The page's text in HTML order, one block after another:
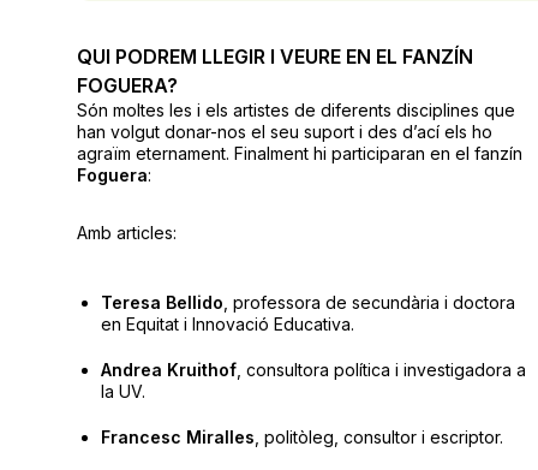
QUI PODREM LLEGIR I VEURE EN EL FANZÍN
FOGUERA?
Són moltes les i els artistes de diferents disciplines que
han volgut donar-nos el seu suport i des d’ací els ho
agraïm eternament. Finalment hi participaran en el fanzín
Foguera:
Amb articles:
Teresa Bellido , professora de secundària i doctora
en Equitat i Innovació Educativa.
Andrea Kruithof, consultora política i investigadora a
la UV.
Francesc Miralles , politòleg, consultor i escriptor.